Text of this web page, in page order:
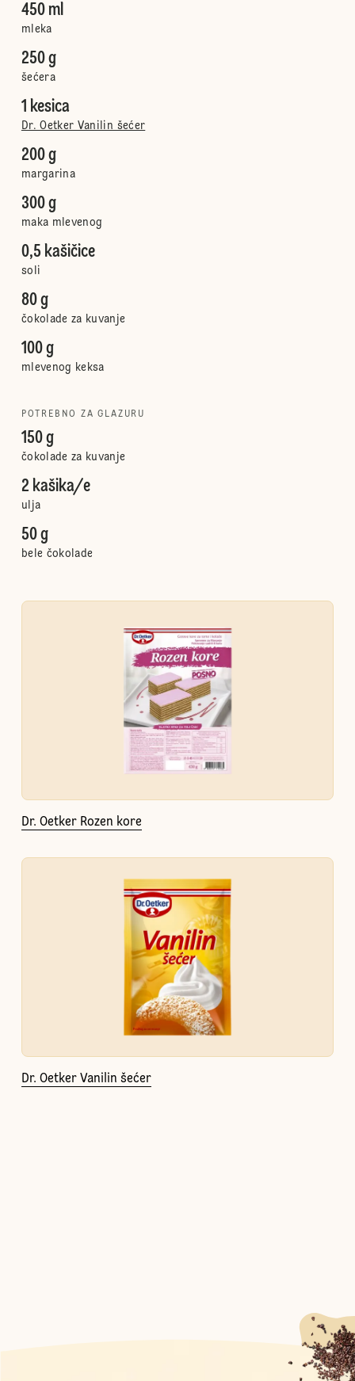
450 ml
mleka
250 g
šećera
1 kesica
Dr. Oetker Vanilin šećer
200 g
margarina
300 g
maka mlevenog
0,5 kašičice
soli
80 g
čokolade za kuvanje
100 g
mlevenog keksa
POTREBNO ZA GLAZURU
150 g
čokolade za kuvanje
2 kašika/e
ulja
50 g
bele čokolade
Dr. Oetker Rozen kore
Dr. Oetker Vanilin šećer